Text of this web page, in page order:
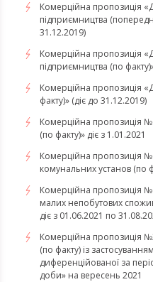
Комерційна пропозиція
підприємництва
31.12.2019)
Комерційна пропозиція
підприємництва (по
Комерційна пропозиція
факту)» (діє до 31.12.2019)
Комерційна пропозиція
(по факту)» діє з 1.01.2021
Комерційна пропозиція
комунальних установ (по
Комерційна пропозиція
малих непобутових
діє з 01.06.2021 по
Комерційна пропозиція
(по факту) із
диференційованої за
доби» на вересень 2021